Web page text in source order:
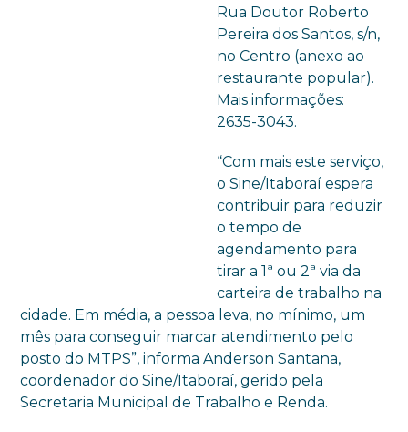
Rua Doutor Roberto
Pereira dos Santos, s/n,
no Centro (anexo ao
restaurante popular).
Mais informações:
2635-3043.
“Com mais este serviço,
o Sine/Itaboraí espera
contribuir para reduzir
o tempo de
agendamento para
tirar a 1ª ou 2ª via da
carteira de trabalho na
cidade. Em média, a pessoa leva, no mínimo, um
mês para conseguir marcar atendimento pelo
posto do MTPS”, informa Anderson Santana,
coordenador do Sine/Itaboraí, gerido pela
Secretaria Municipal de Trabalho e Renda.